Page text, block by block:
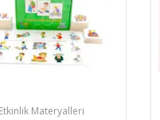
Ses Taklit